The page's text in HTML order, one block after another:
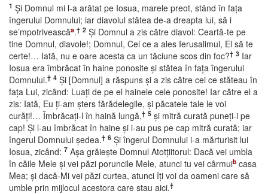
1 Şi Domnul mi l-a arătat pe Iosua, marele preot, stând în faţa
îngerului Domnului; iar diavolul stătea de-a dreapta lui, să i
se’mpotriveascăa.† 2 Şi Domnul a zis către diavol: Ceartă-te pe
tine Domnul, diavole!; Domnul, Cel ce a ales Ierusalimul, El să te
certe!… Iată, nu e oare acesta ca un tăciune scos din foc?† 3 Iar
Iosua era îmbrăcat în haine ponosite şi stătea în faţa îngerului
Domnului.† 4 Şi [Domnul] a răspuns şi a zis către cei ce stăteau în
faţa Lui, zicând: Luaţi de pe el hainele cele ponosite! Iar către el a
zis: Iată, Eu ţi-am şters fărădelegile, şi păcatele tale le voi
curăţi!… Îmbrăcaţi-l în haină lungă,† 5 şi mitră curată puneţi-i pe
cap! Şi l-au îmbrăcat în haine şi i-au pus pe cap mitră curată; iar
îngerul Domnului şedea.† 6 Şi îngerul Domnului i-a mărturisit lui
Iosua, zicând: 7 Aşa grăieşte Domnul Atotţiitorul: Dacă vei umbla
în căile Mele şi vei păzi poruncile Mele, atunci tu vei cârmuib casa
Mea; şi dacă-Mi vei păzi curtea, atunci îţi voi da oameni care să
umble prin mijlocul acestora care stau aici.†